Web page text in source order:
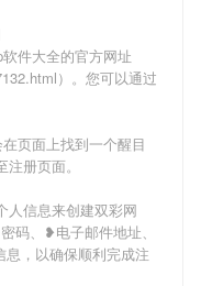
件大全的官方网址
）。您可以通过
页面上找到一个醒目
册页面。
人信息来创建双彩网
码、❥电子邮件地址、
，以确保顺利完成注